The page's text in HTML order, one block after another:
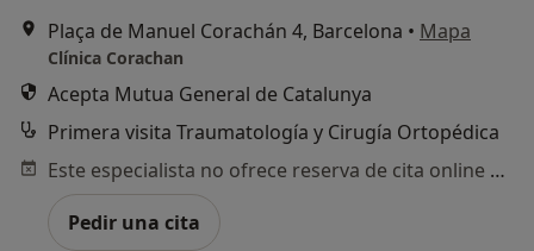
Plaça de Manuel Corachán 4, Barcelona • Mapa
Clínica Corachan
Acepta Mutua General de Catalunya
Primera visita Traumatología y Cirugía Ortopédica
Este especialista no ofrece reserva de cita online en esta dirección.
Pedir una cita